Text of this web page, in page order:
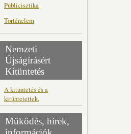
Publicisztika
Történelem
Nemzeti
Újságírásért
Kitüntetés
A kitüntetés és a
kitüntetettek.
Működés, hírek,